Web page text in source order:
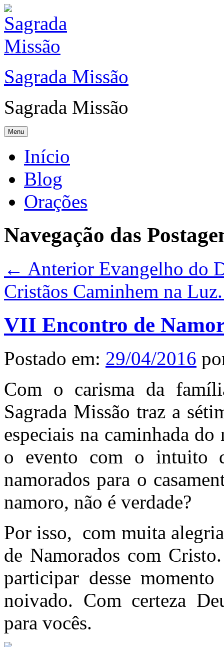
Sagrada Missão
Sagrada Missão
Menu
Início
Blog
Orações
Navegação das
← Anterior Evangelho do
Cristãos Caminhem na
VII Encontro de
Postado em: 29/04/2016
Com o carisma da
Sagrada Missão traz a
especiais na caminhada
o evento com o intuito
namorados para o
namoro, não é verdade?
Por isso, com muita
de Namorados com
participar desse
noivado. Com certeza
para vocês.